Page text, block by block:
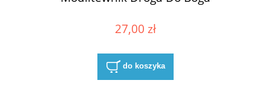
27,00 zł
do koszyka